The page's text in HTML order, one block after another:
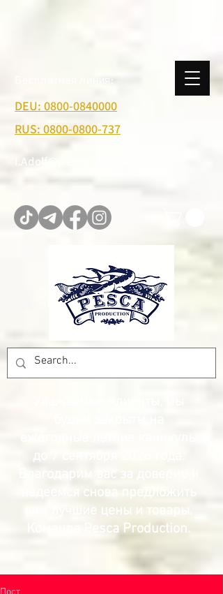
Бесплатная линия:
DEU: 0800-0840000
RUS: 0800-0800-737
I.Adolf@pesca-shop.de
до 7 сентября 2026 года.
Благодарим вас за доверие и
надеемся снова предложить
вам лучшие цены и товары.
Команда Pesca Production.